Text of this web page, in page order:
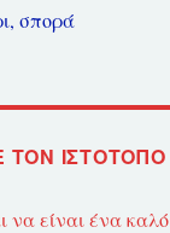
σπορά
ΤΟΝ ΙΣΤΌΤΟΠΟ
να είναι ένα